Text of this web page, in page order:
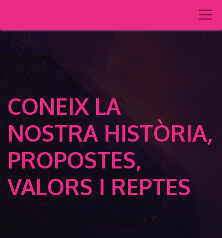
CONEIX LA
NOSTRA HISTÒRIA,
PROPOSTES,
VALORS I REPTES